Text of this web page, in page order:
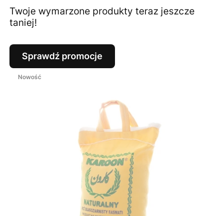
Twoje wymarzone produkty teraz jeszcze
taniej!
Sprawdź promocje
Nowość